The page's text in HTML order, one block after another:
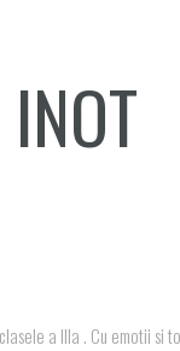
a IIIa . Cu emotii si